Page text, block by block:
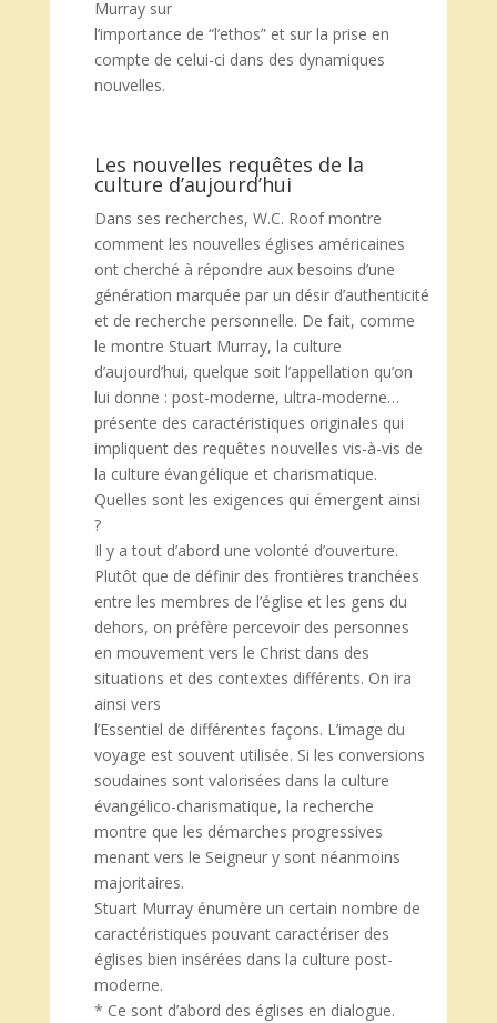
Murray sur
l’importance de “l’ethos” et sur la prise en
compte de celui-ci dans des dynamiques
nouvelles.
Les nouvelles requêtes de la
culture d’aujourd’hui
Dans ses recherches, W.C. Roof montre
comment les nouvelles églises américaines
ont cherché à répondre aux besoins d’une
génération marquée par un désir d’authenticité
et de recherche personnelle. De fait, comme
le montre Stuart Murray, la culture
d’aujourd’hui, quelque soit l’appellation qu’on
lui donne : post-moderne, ultra-moderne…
présente des caractéristiques originales qui
impliquent des requêtes nouvelles vis-à-vis de
la culture évangélique et charismatique.
Quelles sont les exigences qui émergent ainsi
?
Il y a tout d’abord une volonté d’ouverture.
Plutôt que de définir des frontières tranchées
entre les membres de l’église et les gens du
dehors, on préfère percevoir des personnes
en mouvement vers le Christ dans des
situations et des contextes différents. On ira
ainsi vers
l’Essentiel de différentes façons. L’image du
voyage est souvent utilisée. Si les conversions
soudaines sont valorisées dans la culture
évangélico-charismatique, la recherche
montre que les démarches progressives
menant vers le Seigneur y sont néanmoins
majoritaires.
Stuart Murray énumère un certain nombre de
caractéristiques pouvant caractériser des
églises bien insérées dans la culture post-
moderne.
* Ce sont d’abord des églises en dialogue.